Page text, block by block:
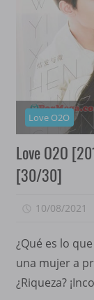
Love O2O
Love O2O
[30/30]
10/08/2021
¿Qué es lo
una mujer a
¿Riqueza?